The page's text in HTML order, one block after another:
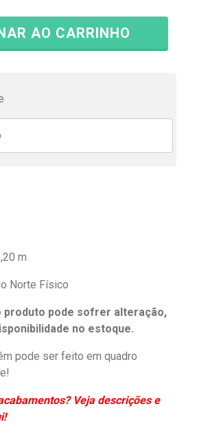
AO CARRINHO
m
Norte Físico
produto pode sofrer alteração,
no estoque.
pode ser feito em quadro
Veja descrições e